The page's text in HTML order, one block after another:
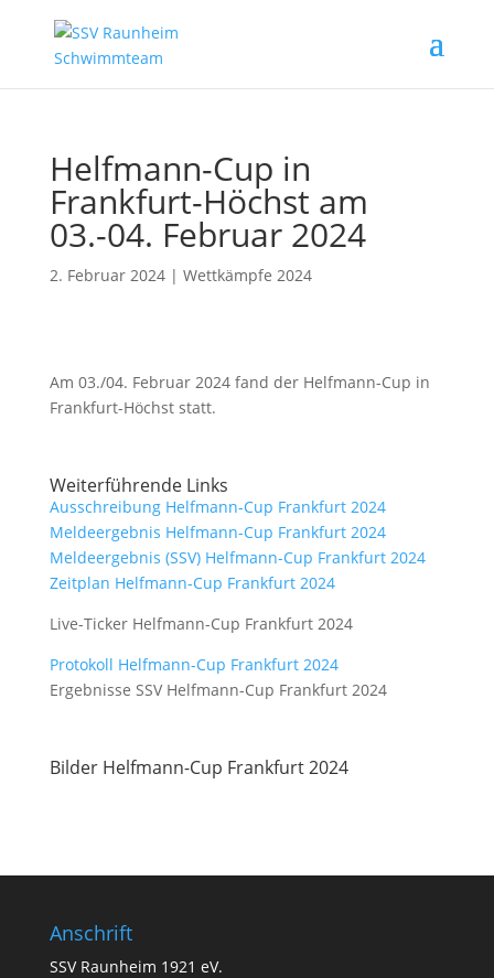
Helfmann-Cup in
Frankfurt-Höchst am
03.-04. Februar 2024
2. Februar 2024| Wettkämpfe 2024
Am 03./04. Februar 2024 fand der Helfmann-Cup in
Frankfurt-Höchst statt.
Weiterführende Links
Ausschreibung Helfmann-Cup Frankfurt 2024
Meldeergebnis Helfmann-Cup Frankfurt 2024
Meldeergebnis (SSV) Helfmann-Cup Frankfurt 2024
Zeitplan Helfmann-Cup Frankfurt 2024
Live-Ticker Helfmann-Cup Frankfurt 2024
Protokoll Helfmann-Cup Frankfurt 2024
Ergebnisse SSV Helfmann-Cup Frankfurt 2024
Bilder Helfmann-Cup Frankfurt 2024
Anschrift
SSV Raunheim 1921 eV.